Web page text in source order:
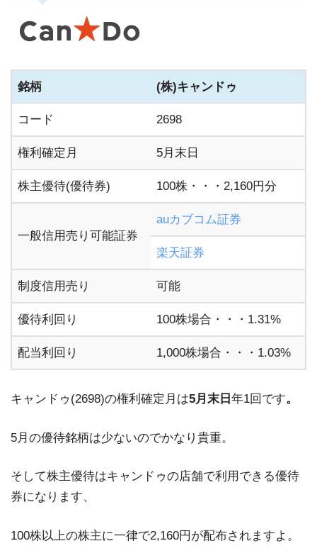
銘柄 (株)キャンドゥ
コード 2698
権利確定月 5月末日
株主優待(優待券) 100株・・・2,160円分
一般信用売り可能証券
auカブコム証券
楽天証券
制度信用売り 可能
優待利回り 100株場合・・・1.31%
配当利回り 1,000株場合・・・1.03%
キャンドゥ(2698)の権利確定月は5月末日 年1回です。
5月の優待銘柄は少ないのでかなり貴重。
そして株主優待はキャンドゥの店舗で利用できる優待
券になります、
100株以上の株主に一律で2,160円が配布されますよ。